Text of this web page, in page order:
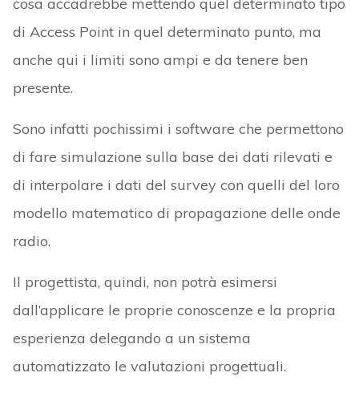
cosa accadrebbe mettendo quel determinato tipo
di Access Point in quel determinato punto, ma
anche qui i limiti sono ampi e da tenere ben
presente.
Sono infatti pochissimi i software che permettono
di fare simulazione sulla base dei dati rilevati e
di interpolare i dati del survey con quelli del loro
modello matematico di propagazione delle onde
radio.
Il progettista, quindi, non potrà esimersi
dall’applicare le proprie conoscenze e la propria
esperienza delegando a un sistema
automatizzato le valutazioni progettuali.